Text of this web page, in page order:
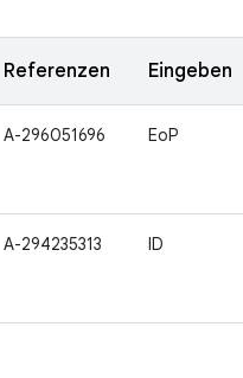
Referenzen Eingeben
A-296051696 EoP
A-294235313 ID